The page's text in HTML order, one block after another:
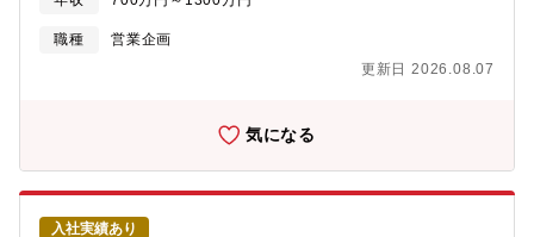
力できます。また、安定した財務基盤がある事から、新しい事業
や戦略的な取り組みに必要な資金、人材といった実際に戦略を実
基盤120万人、非上場オーナー企業数5万社、オーナー系上場企業
数1,200社というMUFGの圧倒的顧客基盤を踏まえ、これまで以上
り、役職に就かなくても、行内で年収含め、評価される制度が運
ドル」部門の営業支援担当者として以下業務に携わって頂きま
す。【主な業務内容】1、加盟店様に対するsteraを中心とした加
くケースもございます）2、東日本各所の営業担当者からの加盟店
stera smart oneなどの新サービスの営業手法の企画・実行4、加
盟店提案書のブラッシュアップ5、導入ハードルが高い大型加盟店
へのアプローチ方法検討・導入支援■魅力・マーチャントビジネス
推進部は『ミドル』部門としての役割を担い、営業フロントから
企画部門までの様々な視点でビジネスが経験できます。■配属予定
職種
営業企画
更新日 2026.08.07
気になる
入社実績あり